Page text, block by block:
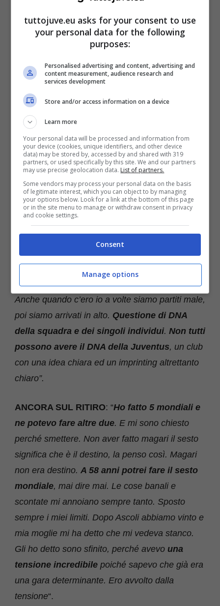
CHIELLINI : “Mi manca, abbiamo condiviso
tanta parte di vita. Lui come altri. È la cosa bella
dello sport di squadra,la condivisione. Con il
blocco storico della Juvesiamo cresciuti
insieme in tutto:mentalità, capacità“.
LA JUVE DI OGGI
perché in questo momento ogni parola
di avere una accezione polemicae non mi va.
Anche quando c’ero io a volte siamo partiti male,
poi siamo arrivati in alto. Questione di DNA
della squadra e dei singoli individui. Non tutti
possono avere il DNA della Juventus, un club
con una idea chiara ed un imprinting altrettanto
chiaro”.
ANCORA SUL RITIRO: “Ho fatto 5 mondiali e
ne potevo fare altre due. E mi sono chiesto
perché smettere. Non aver fatto magari il sesto
significa che è il destino, la penso così. Magari
non era destino. A 58 anni potrei fare il sesto
mondiale, mai dire mai. Le cose banali e
scontate mi annoiano sempre tanto. Sposto
sempre i miei limiti. Dopo Ascoli abbiamo vinto e
mia moglie mi ha detto che mi vedeva stanco.
Gli ho detto sono sfinito, perché avevo una
tensione incredibile poiché sapevo che già era
una gara determinante. Ero avvolto dalla
tensione“.
tuttojuve.eu asks for your consent to use
your personal data for the following
purposes:
Personalised advertising and content, advertising and
content measurement, audience research and
services development
Store and/or access information on a device
Learn more
Your personal data will be processed and information from
your device (cookies, unique identifiers, and other device
data) may be stored by, accessed by and shared with 319
partners, or used specifically by this site. We and our partners
may use precise geolocation data. List of partners.
Some vendors may process your personal data on the basis
of legitimate interest, which you can object to by managing
your options below. Look for a link at the bottom of this page
or in the site menu to manage or withdraw consent in privacy
and cookie settings.
Consent
Manage options